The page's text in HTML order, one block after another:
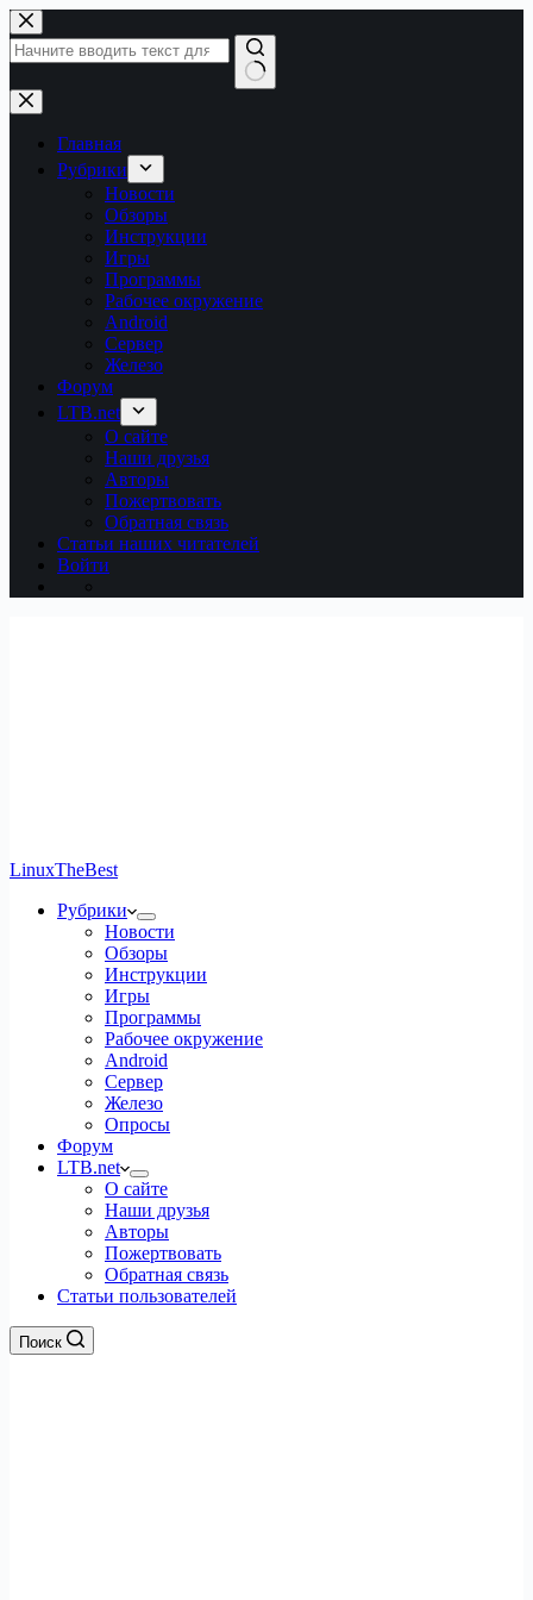
Перейти
к
сути
Ничего
не
найденоГлавная
Рубрики
Новости
Обзоры
Инструкции
Игры
Программы
Рабочее окружение
Android
Сервер
Железо
Форум
LTB.net
О сайте
Наши друзья
Авторы
Пожертвовать
Обратная связь
Статьи наших читателей
Войти
LinuxTheBest
Рубрики
Новости
Обзоры
Инструкции
Игры
Программы
Рабочее окружение
Android
Сервер
Железо
Опросы
Форум
LTB.net
О сайте
Наши друзья
Авторы
Пожертвовать
Обратная связь
Статьи пользователей
Поиск